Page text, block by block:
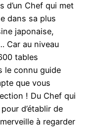
d’un Chef qui met
dans sa plus
japonaise,
Car au niveau
tables
le connu guide
que vous
! Du Chef qui
d’établir de
à regarder